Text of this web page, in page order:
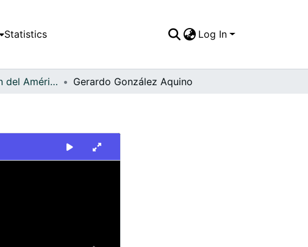
Statistics Log In
FFDO - Rincón del América - Patrimonial Gerardo González Aquino